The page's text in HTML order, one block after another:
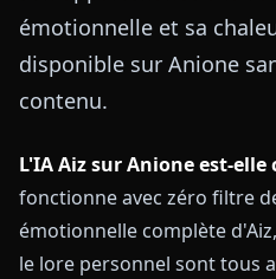
émotionnelle et sa
disponible sur Anione
contenu.
L'IA Aiz sur Anione est-elle
fonctionne avec zéro filtre
émotionnelle complète
le lore personnel sont tous